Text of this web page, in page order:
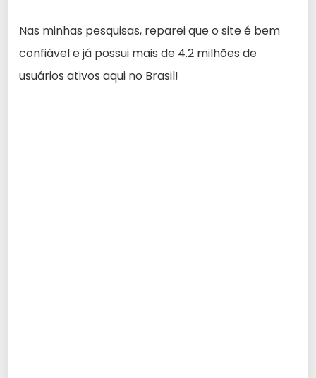
Nas minhas pesquisas, reparei que o site é bem
confiável e já possui mais de 4.2 milhões de
usuários ativos aqui no Brasil!